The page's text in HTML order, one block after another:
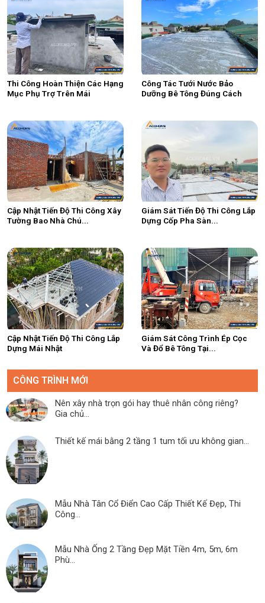
Thi Công Hoàn Thiện Các Hạng
Mục Phụ Trợ Trên Mái
Công Tác Tưới Nước Bảo
Dưỡng Bê Tông Đúng Cách
Cập Nhật Tiến Độ Thi Công Xây
Tường Bao Nhà Chú...
Giám Sát Tiến Độ Thi Công Lắp
Dựng Cốp Pha Sàn...
Cập Nhật Tiến Độ Thi Công Lắp
Dựng Mái Nhật
Giám Sát Công Trình Ép Cọc
Và Đổ Bê Tông Tại...
CÔNG TRÌNH MỚI
Nên xây nhà trọn gói hay thuê nhân công riêng?
Gia chủ...
Thiết kế mái bằng 2 tầng 1 tum tối ưu không gian...
Mẫu Nhà Tân Cổ Điển Cao Cấp Thiết Kế Đẹp, Thi
Công...
Mẫu Nhà Ống 2 Tầng Đẹp Mặt Tiền 4m, 5m, 6m
Phù...